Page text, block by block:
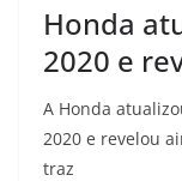
Honda
2020 e
A Honda
2020 e revelou
traz